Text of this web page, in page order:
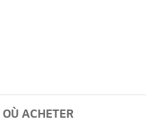
OÙ ACHETER